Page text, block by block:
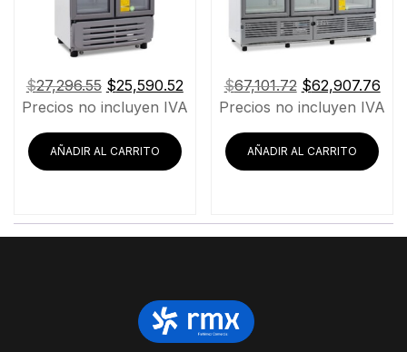
$27,296.55 El
precio
era:
$27,296.55.
$25,590.52El
precio
$25,590.52.
Precios no incluyen IVA
AÑADIR AL CARRITO
$67,101.72 El
precio
era:
$67,101.72.
$62,907.76El
Precios no incluyen IVA
AÑADIR AL CARRITO